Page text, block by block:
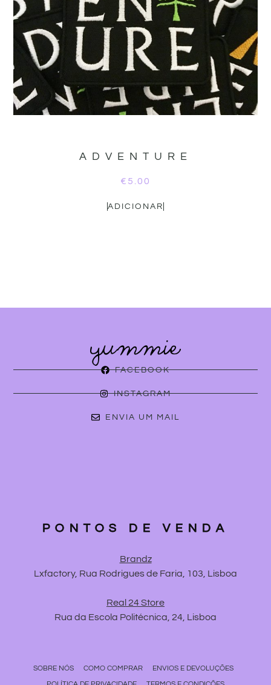
ADVENTURE
€ 5.00
ADICIONAR
FACEBOOK
INSTAGRAM
ENVIA UM MAIL
PONTOS DE VENDA
Brandz
Lxfactory, Rua Rodrigues de Faria, 103, Lisboa
Real 24 Store
Rua da Escola Politécnica, 24, Lisboa
SOBRE NÓS COMO COMPRAR
ENVIOS E DEVOLUÇÕES